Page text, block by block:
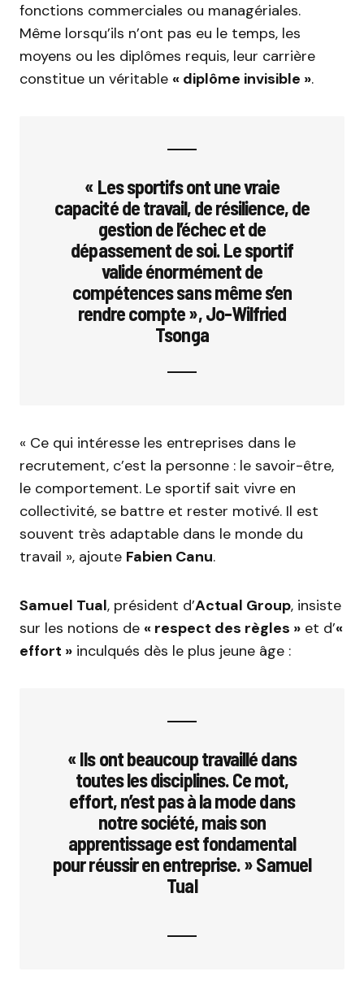
fonctions commerciales ou managériales.
Même lorsqu’ils n’ont pas eu le temps, les
moyens ou les diplômes requis, leur carrière
constitue un véritable « diplôme invisible ».
« Les sportifs ont une vraie
capacité de travail, de résilience, de
gestion de l’échec et de
dépassement de soi. Le sportif
valide énormément de
compétences sans même s’en
rendre compte », Jo-Wilfried
Tsonga
« Ce qui intéresse les entreprises dans le
recrutement, c’est la personne : le savoir-être,
le comportement. Le sportif sait vivre en
collectivité, se battre et rester motivé. Il est
souvent très adaptable dans le monde du
travail », ajoute Fabien Canu.
Samuel Tual, président d’Actual Group, insiste
sur les notions de « respect des règles » et d’«
effort » inculqués dès le plus jeune âge :
« Ils ont beaucoup travaillé dans
toutes les disciplines. Ce mot,
effort, n’est pas à la mode dans
notre société, mais son
apprentissage est fondamental
pour réussir en entreprise. » Samuel
Tual